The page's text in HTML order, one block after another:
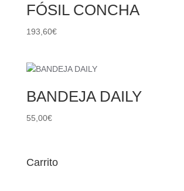
FÓSIL CONCHA
193,60€
BANDEJA DAILY
55,00€
Carrito